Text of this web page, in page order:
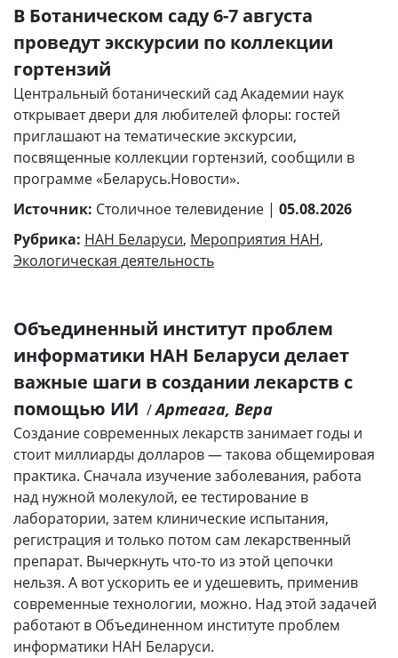
В Ботаническом саду 6-7 августа
проведут экскурсии по коллекции
гортензий
Центральный ботанический сад Академии наук
открывает двери для любителей флоры: гостей
приглашают на тематические экскурсии,
посвященные коллекции гортензий, сообщили в
программе «Беларусь.Новости».
Источник: Столичное телевидение | 05.08.2026
Рубрика: НАН Беларуси, Мероприятия НАН,
Экологическая деятельность
Объединенный институт проблем
информатики НАН Беларуси делает
важные шаги в создании лекарств с
помощью ИИ /Артеага, Вера
Создание современных лекарств занимает годы и
стоит миллиарды долларов — такова общемировая
практика. Сначала изучение заболевания, работа
над нужной молекулой, ее тестирование в
лаборатории, затем клинические испытания,
регистрация и только потом сам лекарственный
препарат. Вычеркнуть что-то из этой цепочки
нельзя. А вот ускорить ее и удешевить, применив
современные технологии, можно. Над этой задачей
работают в Объединенном институте проблем
информатики НАН Беларуси.